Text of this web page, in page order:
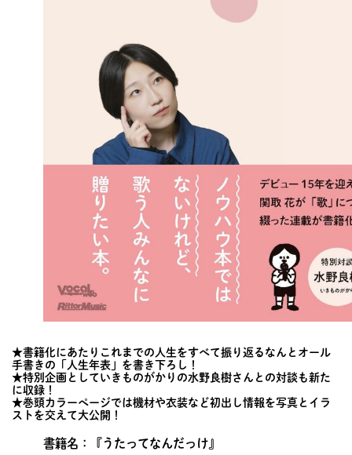
★書籍化にあたりこれまでの人生をすべて振り返るなんとオール
手書きの「人生年表」を書き下ろし！
★特別企画としていきものがかりの水野良樹さんとの対談も新た
に収録！
★巻頭カラーぺージでは機材や衣装など初出し情報を写真とイラ
ストを交えて大公開！
書籍名：『うたってなんだっけ』